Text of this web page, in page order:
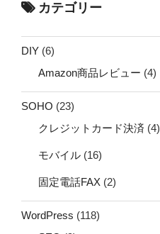
カテゴリー
DIY (6)
Amazon商品レビュー (4)
SOHO (23)
クレジットカード決済 (4)
モバイル (16)
固定電話FAX (2)
WordPress (118)